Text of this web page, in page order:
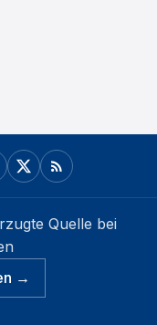
Quelle bei
→